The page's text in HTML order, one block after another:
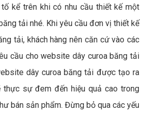
kể trên khi có nhu cầu thiết kế một
tải nhé. Khi yêu cầu đơn vị thiết kế
tải, khách hàng nên căn cứ vào các
cầu cho website dây curoa băng tải
dây curoa băng tải được tạo ra
thực sự đem đến hiệu quả cao trong
bán sản phẩm. Đừng bỏ qua các yếu